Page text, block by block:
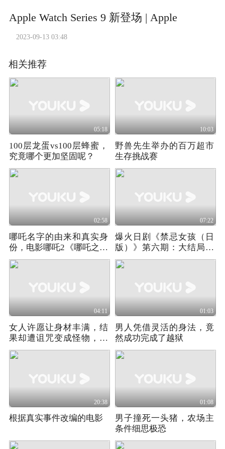
Apple Watch Series 9 新登场 | Apple
2023-09-13 03:48
相关推荐
05:18
100层龙蛋vs100层蜂蜜，
究竟哪个更加坚固呢？
10:03
野兽先生举办的百万超市
生存挑战赛
02:58
哪吒名字的由来和真实身
份，电影哪吒2《哪吒之魔
童闹海》
07:22
爆火日剧《禁忌女孩（日
版）》第六期：大结局来
了
04:11
女人许愿让身材丰满，结
果却遭诅咒变成怪物，最
后简直头皮发麻
01:03
男人凭借灵活的身法，竟
然成功完成了越狱
20:38
根据真实事件改编的电影
01:08
男子撞死一头猪，农场主
条件细思极恐